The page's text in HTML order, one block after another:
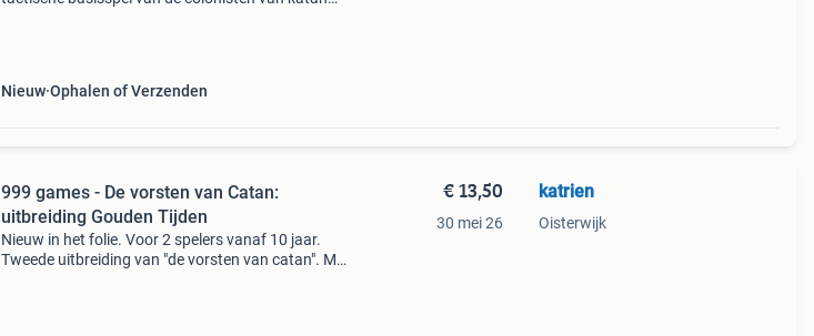
Nieuw Ophalen of Verzenden
999 games - De vorsten van Catan:
uitbreiding Gouden Tijden
Nieuw in het folie. Voor 2 spelers vanaf 10 jaar.
Tweede uitbreiding van "de vorsten van catan". Met
€ 13,50
30 mei 26
katrien
Oisterwijk